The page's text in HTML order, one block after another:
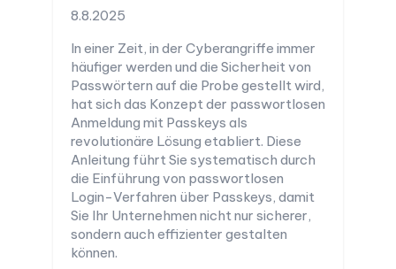
8.8.2025
In einer Zeit, in der Cyberangriffe immer
häufiger werden und die Sicherheit von
Passwörtern auf die Probe gestellt wird,
hat sich das Konzept der passwortlosen
Anmeldung mit Passkeys als
revolutionäre Lösung etabliert. Diese
Anleitung führt Sie systematisch durch
die Einführung von passwortlosen
Login-Verfahren über Passkeys, damit
Sie Ihr Unternehmen nicht nur sicherer,
sondern auch effizienter gestalten
können.